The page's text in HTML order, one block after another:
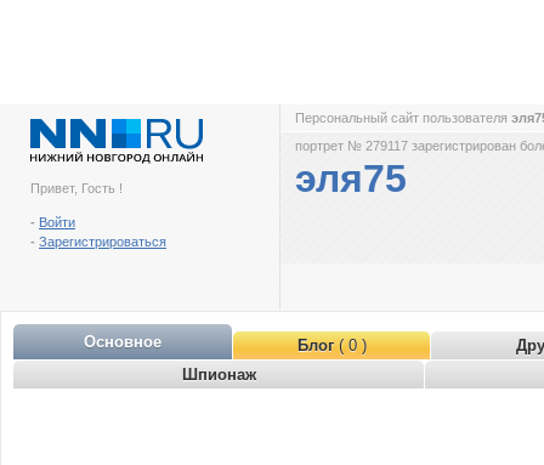
Привет, Гость !
- Войти
- Зарегистрироваться
Персональный сайт пользователя
портрет № 279117 зарегистрирован
эля75
Основное Блог( 0 )
Шпионаж